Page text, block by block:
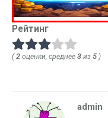
Рейтинг
(2 оценки, среднее 3 из 5 )
admin